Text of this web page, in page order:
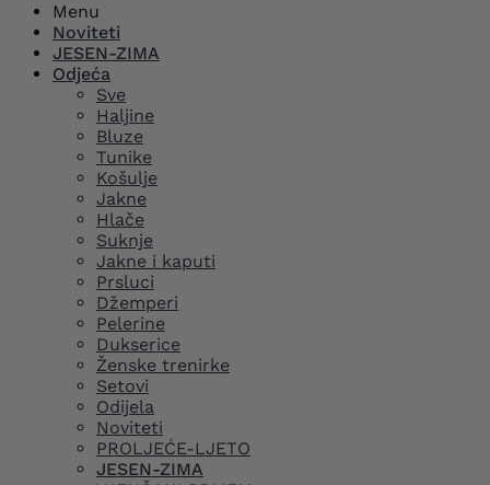
Menu
Noviteti
JESEN-ZIMA
Odjeća
Sve
Haljine
Bluze
Tunike
Košulje
Jakne
Hlače
Suknje
Jakne i kaputi
Prsluci
Džemperi
Pelerine
Dukserice
Ženske trenirke
Setovi
Odijela
Noviteti
PROLJEĆE-LJETO
JESEN-ZIMA